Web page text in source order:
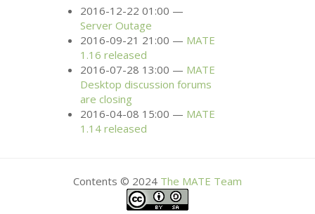
2016-12-22 01:00
Server Outage
2016-09-21 21:00
MATE
1.16 released
2016-07-28 13:00
MATE
Desktop discussion forums
are closing
2016-04-08 15:00
MATE
1.14 released
Contents © 2024 The MATE Team